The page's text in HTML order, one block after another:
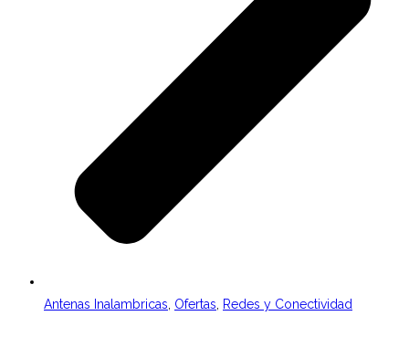
Antenas Inalambricas, Ofertas, Redes y Conectividad